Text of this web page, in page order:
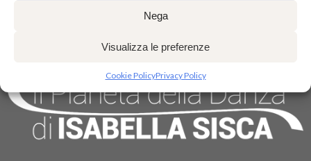
Nega
Visualizza le preferenze
Cookie PolicyPrivacy Policy